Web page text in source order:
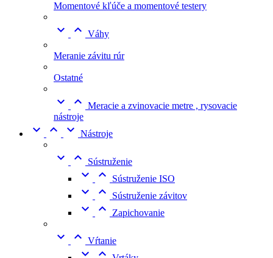
Momentové kľúče a momentové testery
  Váhy
Meranie závitu rúr
Ostatné
  Meracie a zvinovacie metre , rysovacie
nástroje
   Nástroje
  Sústruženie
  Sústruženie ISO
  Sústruženie závitov
  Zapichovanie
  Vŕtanie
 